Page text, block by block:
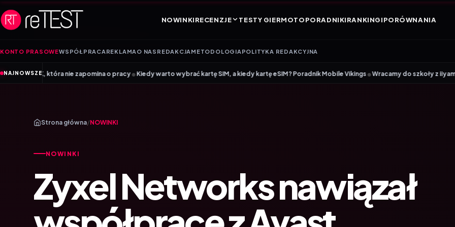
NOWINKIRECENZJE TESTY GIERMOTOPORADNIKIRANKINGIPORÓWNANIA
KONTO PRASOWEWSPÓŁPRACA REKLAMA O NAS REDAKCJA METODOLOGIA POLITYKA REDAKCYJNA
NAJNOWSZE
nie zapomina o pracy•Kiedy warto wybrać kartę SIM, a kiedy kartę eSIM? Poradnik Mobile Vikings•Wracamy do szkoły z iiyama – promocja
Strona główna/NOWINKI
NOWINKI
Zyxel Networks nawiązał